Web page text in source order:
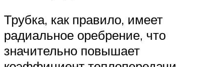
Трубка, как правило, имеет
радиальное оребрение, что
значительно повышает